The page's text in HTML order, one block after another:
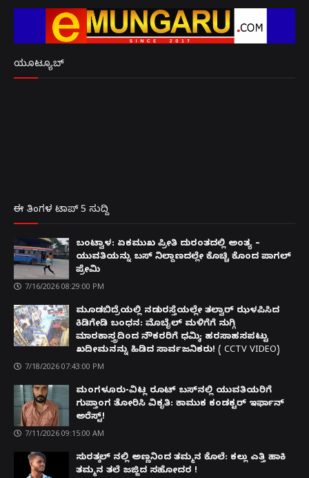
ಯೂಟ್ಯೂಬ್
ಈ ತಿಂಗಳ ಟಾಪ್ 5 ಸುದ್ದಿ
ಬಂಟ್ವಾಳ: ಏಕಮುಖ ಪ್ರೀತಿ ದುರಂತದಲ್ಲಿ ಅಂತ್ಯ –
ಯುವತಿಯನ್ನು ಬಸ್ ನಿಲ್ದಾಣದಲ್ಲೇ ಕೊಚ್ಚಿ ಕೊಂದ ಪಾಗಲ್
ಪ್ರೇಮಿ
7/16/2026 08:29:00 PM
ಮೂಡಬಿದ್ರೆಯಲ್ಲಿ ನಡುರಸ್ತೆಯಲ್ಲೇ ತಲ್ವಾರ್ ಝಳಪಿಸಿದ
ಕಿಡಿಗೇಡಿ ಬಂಧನ: ಮೊಬೈಲ್ ಮಳಿಗೆಗೆ ನುಗ್ಗಿ
ಮಾರಕಾಸ್ತ್ರದಿಂದ ನೌಕರರಿಗೆ ಧಮ್ಕಿ; ಹರಸಾಹಸಪಟ್ಟು
ಖದೀಮನನ್ನು ಹಿಡಿದ ಸಾರ್ವಜನಿಕರು! ( CCTV VIDEO)
7/18/2026 07:43:00 PM
ಮಂಗಳೂರು-ವಿಟ್ಲ ರೂಟ್ ಬಸ್‌ನಲ್ಲಿ ಯುವತಿಯರಿಗೆ
ಗುಪ್ತಾಂಗ ತೋರಿಸಿ ವಿಕೃತಿ: ಕಾಮುಕ ಕಂಡಕ್ಟರ್ ಇರ್ಫಾನ್
ಅರೆಸ್ಟ್!
7/11/2026 09:15:00 AM
ಸುರತ್ಕಲ್ ನಲ್ಲಿ ಅಣ್ಣನಿಂದ ತಮ್ಮನ ಕೊಲೆ: ಕಲ್ಲು ಎತ್ತಿ ಹಾಕಿ
ತಮ್ಮನ ತಲೆ ಜಜ್ಜಿದ ಸಹೋದರ !